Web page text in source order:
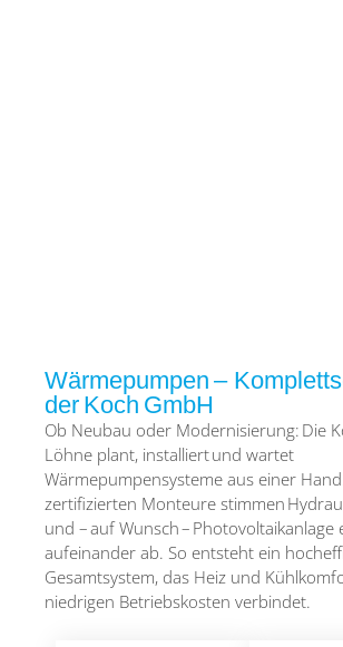
Wärmepumpen –
der Koch GmbH
Ob Neubau oder Modernisierung: Die
Löhne plant, installiert und wartet
Wärmepumpensysteme aus einer
zertifizierten Monteure stimmen
und – auf Wunsch – Photovoltaikanlage
aufeinander ab. So entsteht ein
Gesamtsystem, das Heiz und
niedrigen Betriebskosten verbindet.